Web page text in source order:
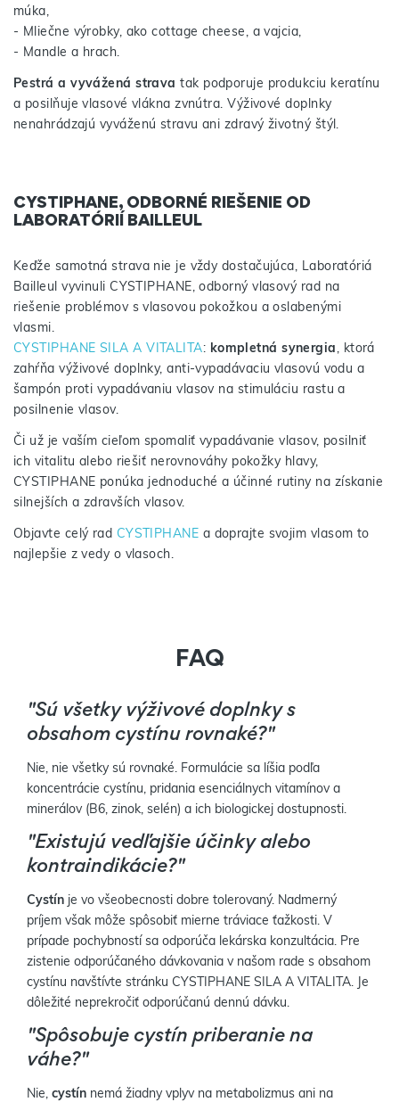
múka,
- Mliečne výrobky, ako cottage cheese, a vajcia,
- Mandle a hrach.
Pestrá a vyvážená strava tak podporuje produkciu keratínu
a posilňuje vlasové vlákna zvnútra. Výživové doplnky
nenahrádzajú vyváženú stravu ani zdravý životný štýl.
CYSTIPHANE, ODBORNÉ RIEŠENIE OD
LABORATÓRIÍ BAILLEUL
Keďže samotná strava nie je vždy dostačujúca, Laboratóriá
Bailleul vyvinuli CYSTIPHANE, odborný vlasový rad na
riešenie problémov s vlasovou pokožkou a oslabenými
vlasmi.
CYSTIPHANE SILA A VITALITA: kompletná synergia, ktorá
zahŕňa výživové doplnky, anti-vypadávaciu vlasovú vodu a
šampón proti vypadávaniu vlasov na stimuláciu rastu a
posilnenie vlasov.
Či už je vaším cieľom spomaliť vypadávanie vlasov, posilniť
ich vitalitu alebo riešiť nerovnováhy pokožky hlavy,
CYSTIPHANE ponúka jednoduché a účinné rutiny na získanie
silnejších a zdravších vlasov.
Objavte celý rad CYSTIPHANE a doprajte svojim vlasom to
najlepšie z vedy o vlasoch.
FAQ
"Sú všetky výživové doplnky s
obsahom cystínu rovnaké?"
Nie, nie všetky sú rovnaké. Formulácie sa líšia podľa
koncentrácie cystínu, pridania esenciálnych vitamínov a
minerálov (B6, zinok, selén) a ich biologickej dostupnosti.
"Existujú vedľajšie účinky alebo
kontraindikácie?"
Cystín je vo všeobecnosti dobre tolerovaný. Nadmerný
príjem však môže spôsobiť mierne tráviace ťažkosti. V
prípade pochybností sa odporúča lekárska konzultácia. Pre
zistenie odporúčaného dávkovania v našom rade s obsahom
cystínu navštívte stránku CYSTIPHANE SILA A VITALITA. Je
dôležité neprekročiť odporúčanú dennú dávku.
"Spôsobuje cystín priberanie na
váhe?"
Nie, cystín nemá žiadny vplyv na metabolizmus ani na